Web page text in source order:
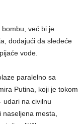
bombu, već bi je
dodajući da sledeće
vode.
paralelno sa
Putina, koji je tokom
udari na civilnu
naseljena mesta,